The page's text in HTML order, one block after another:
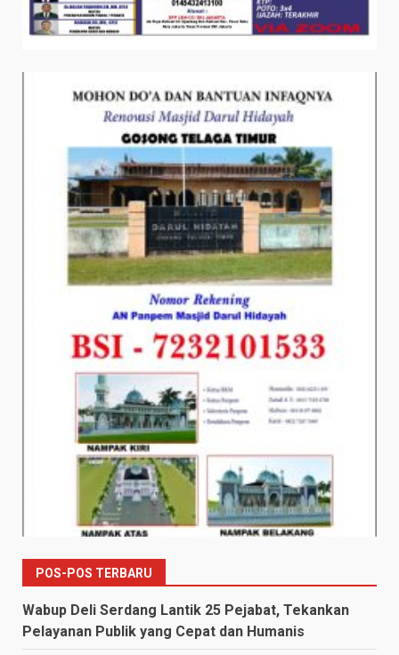
POS-POS TERBARU
Wabup Deli Serdang Lantik 25 Pejabat, Tekankan
Pelayanan Publik yang Cepat dan Humanis